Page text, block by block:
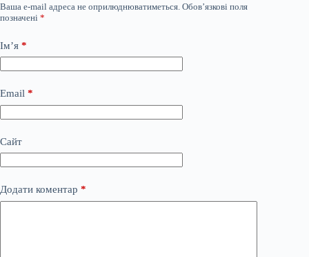
Ваша e-mail адреса не оприлюднюватиметься. Обов’язкові поля
позначені *
Ім’я *
Email *
Сайт
Додати коментар *